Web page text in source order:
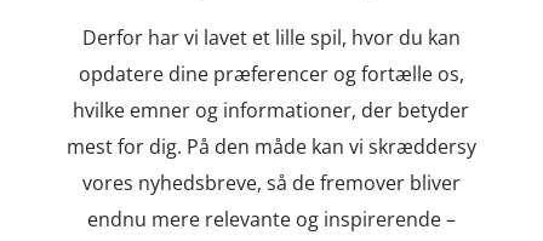
Derfor har vi lavet et lille spil, hvor du kan
opdatere dine præferencer og fortælle os,
hvilke emner og informationer, der betyder
mest for dig. På den måde kan vi skræddersy
vores nyhedsbreve, så de fremover bliver
endnu mere relevante og inspirerende –